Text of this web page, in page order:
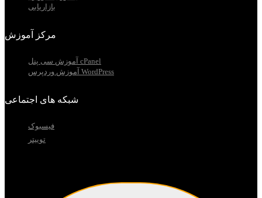
بازاریابی
مرکز آموزش
آموزش سی پنل cPanel
آموزش وردپرس WordPress
شبکه های اجتماعی
فیسبوک
توییتر